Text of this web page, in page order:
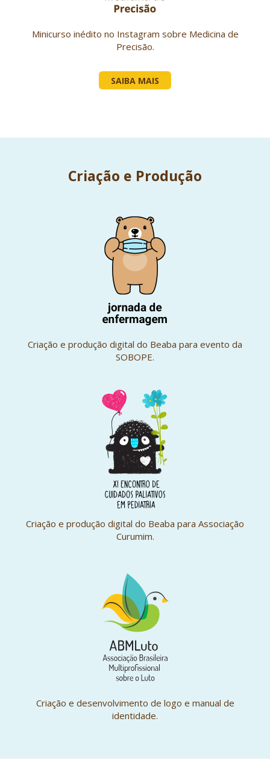
Minicurso inédito no Instagram sobre Medicina de
Precisão.
SAIBA MAIS
Criação e Produção
Criação e produção digital do Beaba para evento da
SOBOPE.
Criação e produção digital do Beaba para Associação
Curumim.
Criação e desenvolvimento de logo e manual de
identidade.